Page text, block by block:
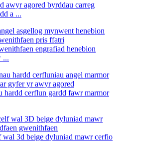
awyr agored byrddau carreg
a ...
engrafiad henebion
...
hardd cerflun gardd fawr marmor
wal 3d beige dyluniad mawr cerfio